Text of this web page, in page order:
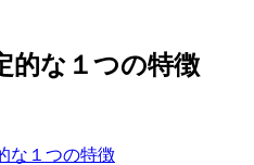
的な１つの特徴
な１つの特徴